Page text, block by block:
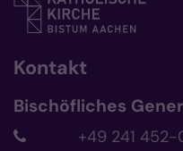
Kontakt
Bischöfliches
+49 241 452-